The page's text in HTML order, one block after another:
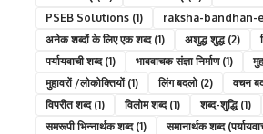
PSEB Solutions (1) raksha-bandhan-
अनेक शब्दों के लिए एक शब्द(1) अशुद्ध शुद्ध(2)
पर्यायवाची शब्द(1) भाववाचक संज्ञा निर्माण(1)
मुहावरों /लोकोक्तियों(1) लिंग बदलो(2) वचन
विपरीत शब्द(1) विलोम शब्द(1) शब्द-शुद्धि(1)
समरूपी भिन्नार्थक शब्द(1) समानार्थक शब्द